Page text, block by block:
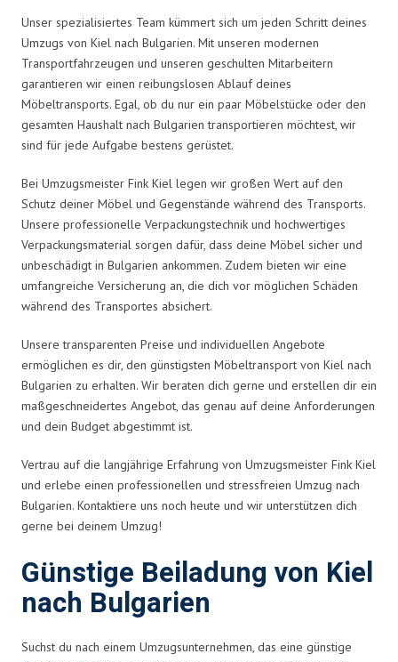
Unser spezialisiertes Team kümmert sich um jeden Schritt deines
Umzugs von Kiel nach Bulgarien. Mit unseren modernen
Transportfahrzeugen und unseren geschulten Mitarbeitern
garantieren wir einen reibungslosen Ablauf deines
Möbeltransports. Egal, ob du nur ein paar Möbelstücke oder den
gesamten Haushalt nach Bulgarien transportieren möchtest, wir
sind für jede Aufgabe bestens gerüstet.
Bei Umzugsmeister Fink Kiel legen wir großen Wert auf den
Schutz deiner Möbel und Gegenstände während des Transports.
Unsere professionelle Verpackungstechnik und hochwertiges
Verpackungsmaterial sorgen dafür, dass deine Möbel sicher und
unbeschädigt in Bulgarien ankommen. Zudem bieten wir eine
umfangreiche Versicherung an, die dich vor möglichen Schäden
während des Transportes absichert.
Unsere transparenten Preise und individuellen Angebote
ermöglichen es dir, den günstigsten Möbeltransport von Kiel nach
Bulgarien zu erhalten. Wir beraten dich gerne und erstellen dir ein
maßgeschneidertes Angebot, das genau auf deine Anforderungen
und dein Budget abgestimmt ist.
Vertrau auf die langjährige Erfahrung von Umzugsmeister Fink Kiel
und erlebe einen professionellen und stressfreien Umzug nach
Bulgarien. Kontaktiere uns noch heute und wir unterstützen dich
gerne bei deinem Umzug!
Günstige Beiladung von Kiel
nach Bulgarien
Suchst du nach einem Umzugsunternehmen, das eine günstige